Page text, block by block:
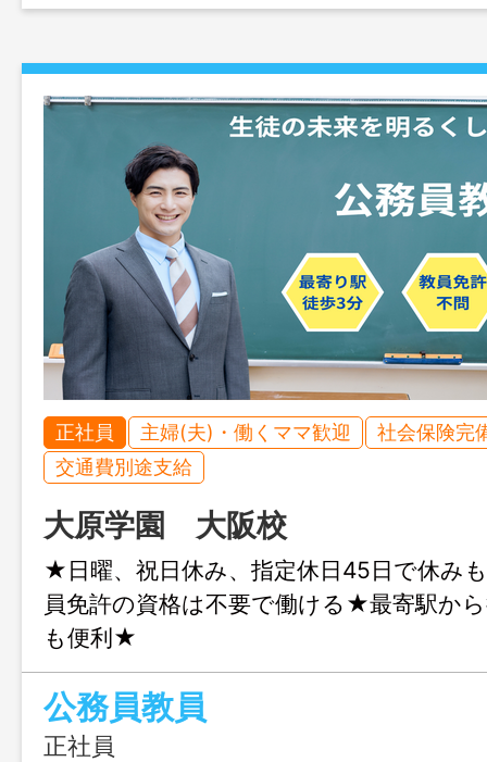
正社員 主婦(夫)・働くママ歓迎
社会保険完
交通費別途支給
大原学園 大阪校
★日曜、祝日休み、指定休日45日で休み
員免許の資格は不要で働ける★最寄駅か
も便利★
公務員教員
正社員